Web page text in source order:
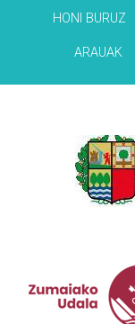
HONI BURUZ
ARAUAK